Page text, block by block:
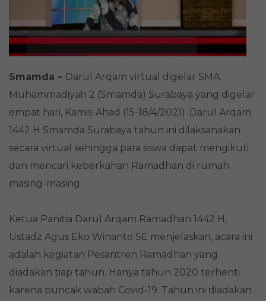
Smamda – Darul Arqam virtual digelar SMA
Muhammadiyah 2 (Smamda) Surabaya yang digelar
empat hari, Kamis-Ahad (15-18/4/2021). Darul Arqam
1442 H Smamda Surabaya tahun ini dilaksanakan
secara virtual sehingga para siswa dapat mengikuti
dan mencari keberkahan Ramadhan di rumah
masing-masing.
Ketua Panitia Darul Arqam Ramadhan 1442 H,
Ustadz Agus Eko Winanto SE menjelaskan, acara ini
adalah kegiatan Pesantren Ramadhan yang
diadakan tiap tahun. Hanya tahun 2020 terhenti
karena puncak wabah Covid-19. Tahun ini diadakan